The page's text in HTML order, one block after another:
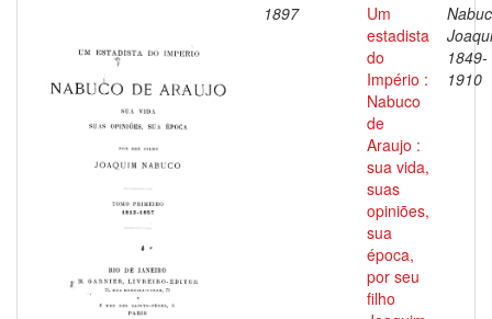
1897
Um
estadista
do
Império :
Nabuco
de
Araujo :
sua vida,
suas
opiniões,
sua
época,
por seu
filho
1849-
1910